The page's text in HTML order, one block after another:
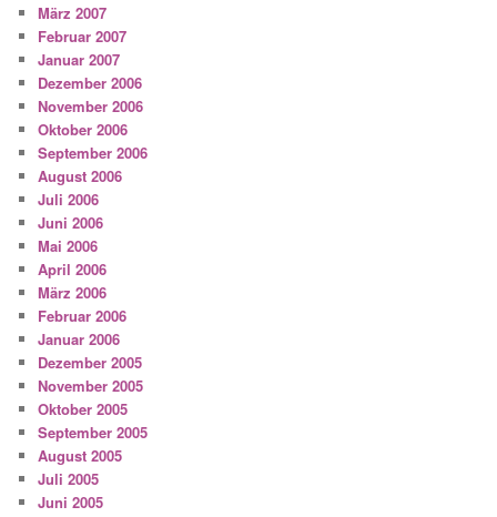
März 2007
Februar 2007
Januar 2007
Dezember 2006
November 2006
Oktober 2006
September 2006
August 2006
Juli 2006
Juni 2006
Mai 2006
April 2006
März 2006
Februar 2006
Januar 2006
Dezember 2005
November 2005
Oktober 2005
September 2005
August 2005
Juli 2005
Juni 2005